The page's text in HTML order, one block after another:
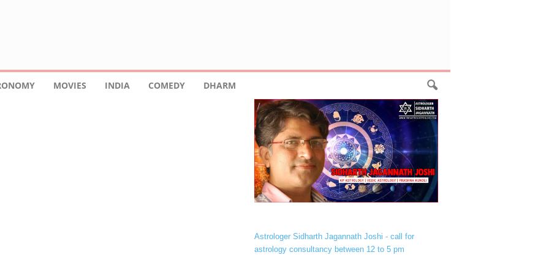
MOVIES INDIA COMEDY DHARM
Astrologer Sidharth Jagannath Joshi - call for
astrology consultancy between 12 to 5 pm